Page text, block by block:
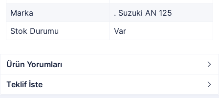
Marka
. Suzuki AN 125
Stok Durumu
Var
Ürün Yorumları
Teklif İste